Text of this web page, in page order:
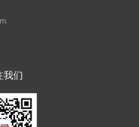
我们